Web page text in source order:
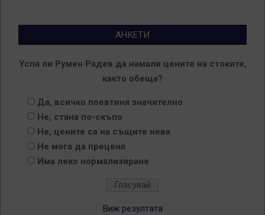
АНКЕТИ
Успя ли Румен Радев да намали цените на стоките,
както обеща?
Да, всичко поевтиня значително
Не, стана по-скъпо
Не, цените са на същите нева
Не мога да преценя
Има леко нормализиране
Виж резултата